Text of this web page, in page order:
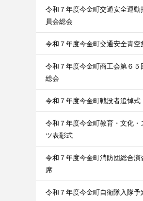
令和７年度今金町交通安全運動
員会総会
令和７年度今金町交通安全青空
令和７年度今金町商工会第６５
総会
令和７年度今金町戦没者追悼式
令和７年度今金町教育・文化・
ツ表彰式
令和７年度今金町消防団総合演
席
令和７年度今金町自衛隊入隊予